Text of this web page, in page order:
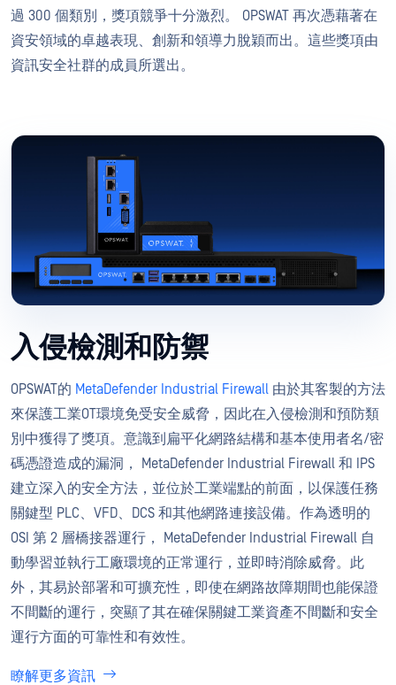
過 300 個類別，獎項競爭十分激烈。 OPSWAT 再次憑藉著在
資安領域的卓越表現、創新和領導力脫穎而出。這些獎項由
資訊安全社群的成員所選出。
入侵檢測和防禦
OPSWAT的 MetaDefender Industrial Firewall 由於其客製的方法
來保護工業OT環境免受安全威脅，因此在入侵檢測和預防類
別中獲得了獎項。意識到扁平化網路結構和基本使用者名/密
碼憑證造成的漏洞， MetaDefender Industrial Firewall 和 IPS
建立深入的安全方法，並位於工業端點的前面，以保護任務
關鍵型 PLC、VFD、DCS 和其他網路連接設備。作為透明的
OSI 第 2 層橋接器運行， MetaDefender Industrial Firewall 自
動學習並執行工廠環境的正常運行，並即時消除威脅。此
外，其易於部署和可擴充性，即使在網路故障期間也能保證
不間斷的運行，突顯了其在確保關鍵工業資產不間斷和安全
運行方面的可靠性和有效性。
瞭解更多資訊